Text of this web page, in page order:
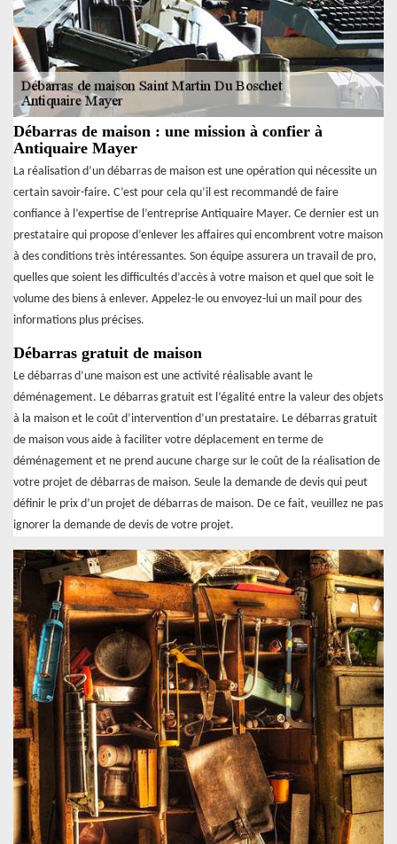
Débarras de maison : une mission à confier à
Antiquaire Mayer
La réalisation d’un débarras de maison est une opération qui nécessite un
certain savoir-faire. C’est pour cela qu’il est recommandé de faire
confiance à l’expertise de l’entreprise Antiquaire Mayer. Ce dernier est un
prestataire qui propose d’enlever les affaires qui encombrent votre maison
à des conditions très intéressantes. Son équipe assurera un travail de pro,
quelles que soient les difficultés d’accès à votre maison et quel que soit le
volume des biens à enlever. Appelez-le ou envoyez-lui un mail pour des
informations plus précises.
Débarras gratuit de maison
Le débarras d’une maison est une activité réalisable avant le
déménagement. Le débarras gratuit est l’égalité entre la valeur des objets
à la maison et le coût d’intervention d’un prestataire. Le débarras gratuit
de maison vous aide à faciliter votre déplacement en terme de
déménagement et ne prend aucune charge sur le coût de la réalisation de
votre projet de débarras de maison. Seule la demande de devis qui peut
définir le prix d’un projet de débarras de maison. De ce fait, veuillez ne pas
ignorer la demande de devis de votre projet.